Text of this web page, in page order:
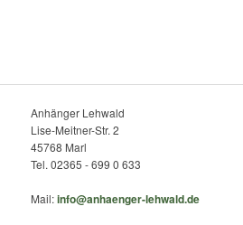
Anhänger Lehwald
Lise-Meitner-Str. 2
45768 Marl
Tel. 02365 - 699 0 633
Mail:info@anhaenger-lehwald.de